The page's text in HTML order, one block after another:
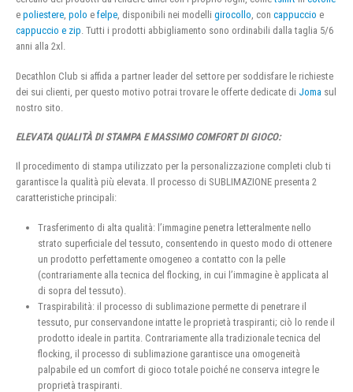
e poliestere, polo e felpe, disponibili nei modelli girocollo, con cappuccio e
cappuccio e zip. Tutti i prodotti abbigliamento sono ordinabili dalla taglia 5/6
anni alla 2xl.
Decathlon Club si affida a partner leader del settore per soddisfare le richieste
dei sui clienti, per questo motivo potrai trovare le offerte dedicate di Joma sul
nostro sito.
ELEVATA QUALITÀ DI STAMPA E MASSIMO COMFORT DI GIOCO:
Il procedimento di stampa utilizzato per la personalizzazione completi club ti
garantisce la qualità più elevata. Il processo di SUBLIMAZIONE presenta 2
caratteristiche principali:
Trasferimento di alta qualità: l’immagine penetra letteralmente nello
strato superficiale del tessuto, consentendo in questo modo di ottenere
un prodotto perfettamente omogeneo a contatto con la pelle
(contrariamente alla tecnica del flocking, in cui l’immagine è applicata al
di sopra del tessuto).
Traspirabilità: il processo di sublimazione permette di penetrare il
tessuto, pur conservandone intatte le proprietà traspiranti; ciò lo rende il
prodotto ideale in partita. Contrariamente alla tradizionale tecnica del
flocking, il processo di sublimazione garantisce una omogeneità
palpabile ed un comfort di gioco totale poiché ne conserva integre le
proprietà traspiranti.